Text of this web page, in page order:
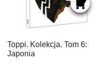
Toppi. Kolekcja. Tom 6:
Japonia